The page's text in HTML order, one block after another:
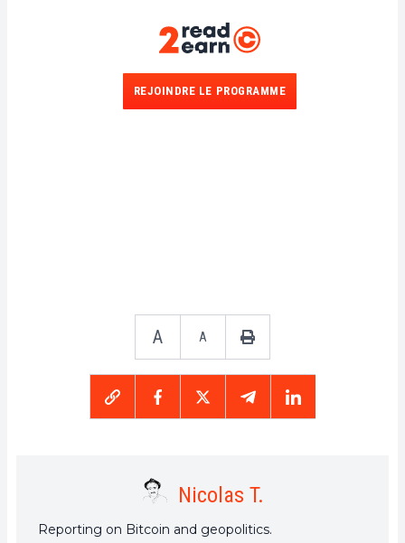
REJOINDRE LE PROGRAMME
A A
Nicolas T.
Reporting on Bitcoin and geopolitics.